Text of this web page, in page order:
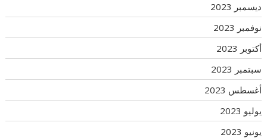
ديسمبر 2023
نوفمبر 2023
أكتوبر 2023
سبتمبر 2023
أغسطس 2023
يوليو 2023
يونيو 2023